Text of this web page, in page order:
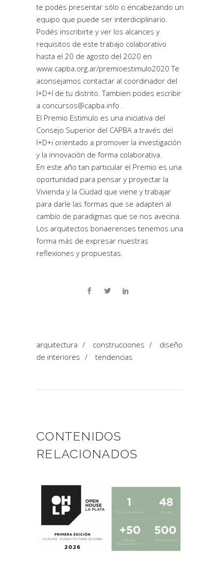
te podés presentar sólo o encabezando un
equipo que puede ser interdiciplinario.
Podés inscribirte y ver los alcances y
requisitos de este trabajo colaborativo
hasta el 20 de agosto del 2020 en
www.capba.org.ar/premioestimulo2020 Te
aconsejamos contactar al coordinador del
I+D+I de tu distrito. Tambien podes escribir
a concursos@capba.info .
El Premio Estimulo es una iniciativa del
Consejo Superior del CAPBA a través del
I+D+i orientado a promover la investigación
y la innovación de forma colaborativa.
En este año tan particular el Premio es una
oportunidad para pensar y proyectar la
Vivienda y la Ciudad que viene y trabajar
para darle las formas que se adapten al
cambio de paradigmas que se nos avecina.
Los arquitectos bonaerenses tenemos una
forma más de expresar nuestras
reflexiones y propuestas.
arquitectura / construcciones /
diseño
de interiores / tendencias
CONTENIDOS
RELACIONADOS